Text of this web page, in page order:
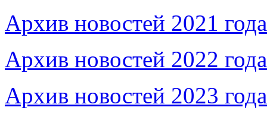
Архив новостей 2021 года
Архив новостей 2022 года
Архив новостей 2023 года